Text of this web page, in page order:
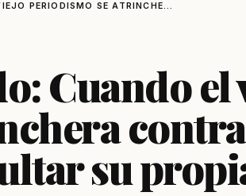
PERIODISMO SE ATRINCHE...
Cuando el
su